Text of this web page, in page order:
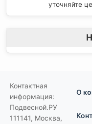
уточняйте
Контактная
информация:
Подвесной.РУ
111141, Москва,
О